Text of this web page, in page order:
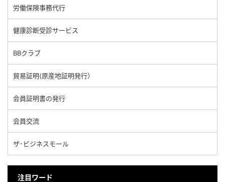
労働保険事務代行
健康診断受診サービス
BBクラブ
貿易証明(原産地証明発行）
会員証明書の発行
会員交流
ザ･ビジネスモール
注目ワード